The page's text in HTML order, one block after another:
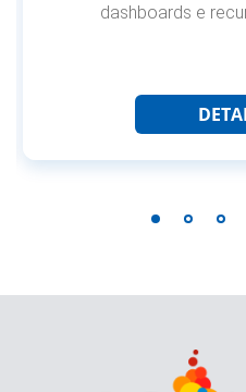
dashboards e